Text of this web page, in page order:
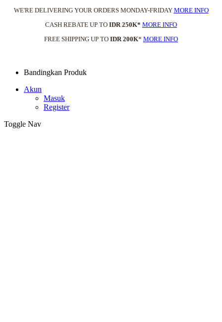
WE'RE DELIVERING YOUR ORDERS MONDAY-FRIDAY MORE INFO
CASH REBATE UP TO IDR 250K* MORE INFO
FREE SHIPPING UP TO IDR 200K* MORE INFO
Bandingkan Produk
Akun
Masuk
Register
Toggle Nav